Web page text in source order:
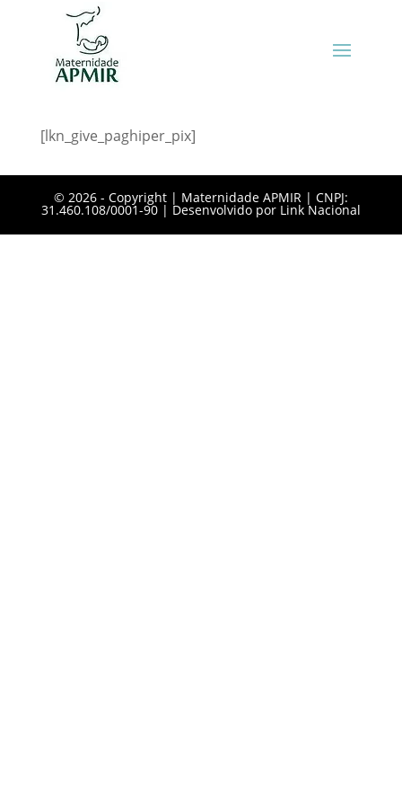
[lkn_give_paghiper_pix]
©️ 2026 - Copyright | Maternidade APMIR | CNPJ:
31.460.108/0001-90 | Desenvolvido por Link Nacional